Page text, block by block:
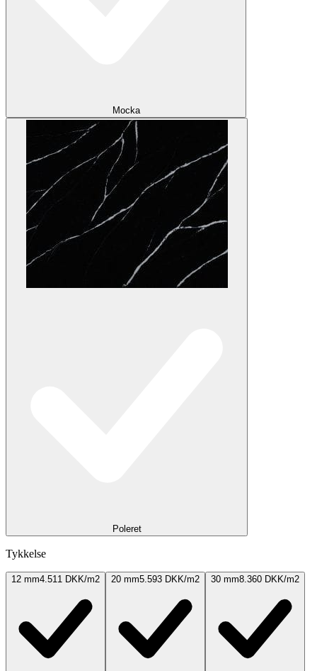
Mocka
Poleret
Tykkelse
12 mm4.511 DKK/m2 20 mm5.593 DKK/m2 30 mm8.360 DKK/m2